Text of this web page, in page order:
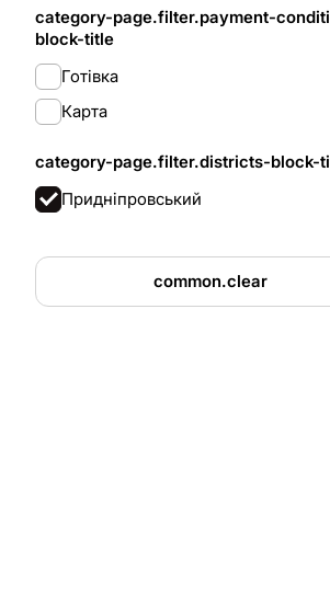
category-page.filter.payment-
block-title
Готівка
Карта
category-page.filter.districts-block-
Придніпровський
common.clear